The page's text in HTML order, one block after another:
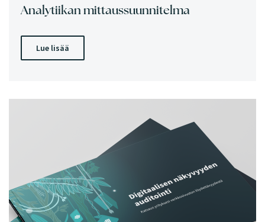
Analytiikan mittaussuunnitelma
Lue lisää